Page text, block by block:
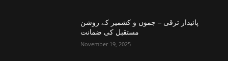
پائیدار ترقی – جموں و کشمیر کے روشن
مستقبل کی ضمانت
November 19, 2025